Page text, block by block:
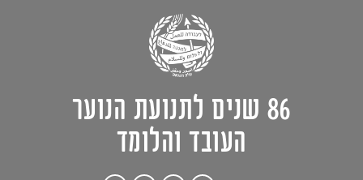
86 שנים לתנועת הנוער
העובד והלומד